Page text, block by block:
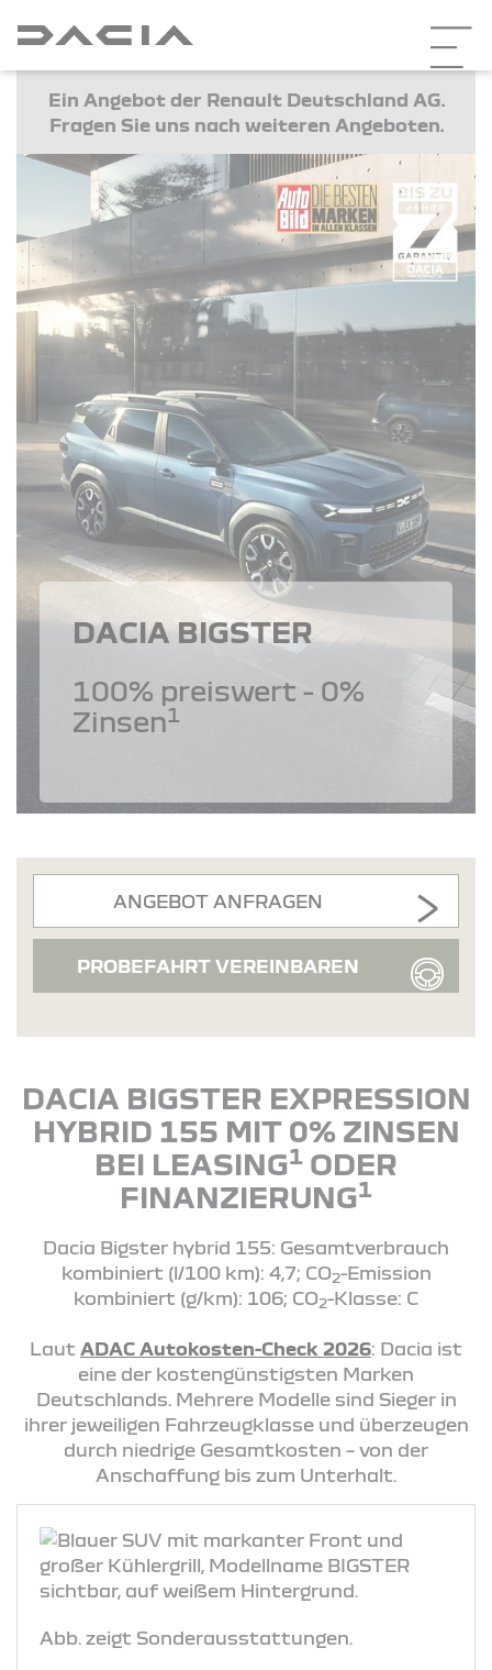
Ein Angebot der Renault Deutschland AG.
Fragen Sie uns nach weiteren Angeboten.
DACIA BIGSTER
100% preiswert - 0%
Zinsen1
ANGEBOT ANFRAGEN
PROBEFAHRT VEREINBAREN
DACIA BIGSTER EXPRESSION
HYBRID 155 MIT 0% ZINSEN
BEI LEASING1 ODER
FINANZIERUNG1
Dacia Bigster hybrid 155: Gesamtverbrauch
kombiniert (l/100 km): 4,7; CO2-Emission
kombiniert (g/km): 106; CO2-Klasse: C
Laut ADAC Autokosten-Check 2026: Dacia ist
eine der kostengünstigsten Marken
Deutschlands. Mehrere Modelle sind Sieger in
ihrer jeweiligen Fahrzeugklasse und überzeugen
durch niedrige Gesamtkosten – von der
Anschaffung bis zum Unterhalt.
Abb. zeigt Sonderausstattungen.